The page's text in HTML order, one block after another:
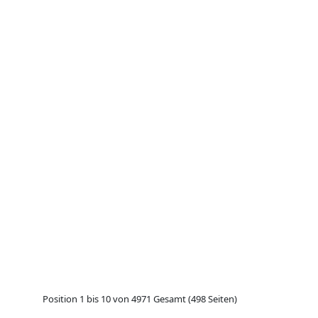
Position 1 bis 10 von 4971 Gesamt (498 Seiten)